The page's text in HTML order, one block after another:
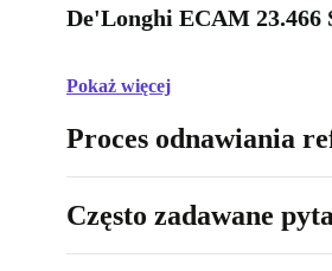
De'Longhi ECAM 23.466
Pokaż więcej
Proces odnawiania
Często zadawane